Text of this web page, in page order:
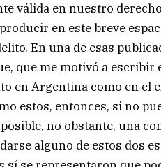
válida en nuestro
en este breve
En una de esas
que me motivó a
en Argentina como en el
estos, entonces, si no
no obstante, una
alguno de estos dos